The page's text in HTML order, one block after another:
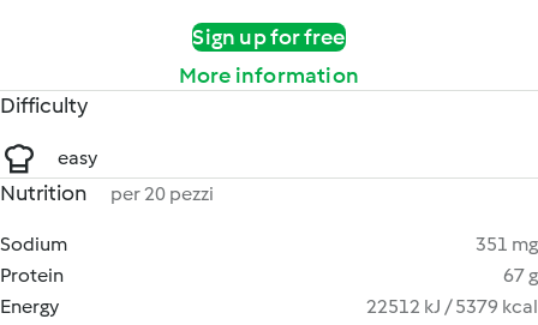
Sign up for free
More information
Difficulty
easy
Nutrition per 20 pezzi
Sodium
351 mg
Protein
67 g
Energy
22512 kJ / 5379 kcal